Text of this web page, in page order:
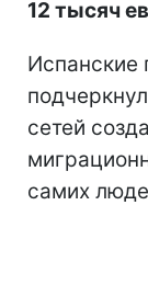
12 тысяч
Испанские
сетей
самих